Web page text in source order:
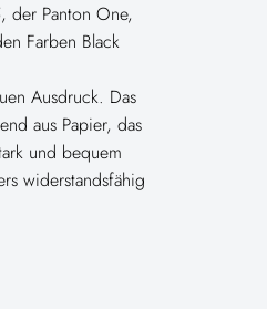
der Panton One,
Farben Black
Ausdruck. Das
aus Papier, das
und bequem
widerstandsfähig